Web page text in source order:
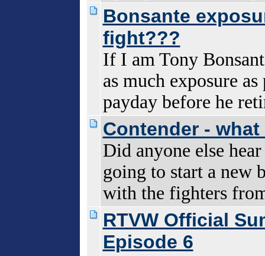
Bonsante
fight???
If I am Tony
as much exposure
payday before he
Contender -
Did anyone else
going to start a new
with the fighters
RTVW Official
Episode 6